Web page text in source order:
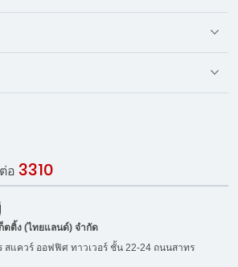
ต่อ 3310
ตติ้ง (ไทยแลนด์) จำกัด
สแควร์ ออฟฟิศ ทาวเวอร์ ชั้น 22-24 ถนนสาทร